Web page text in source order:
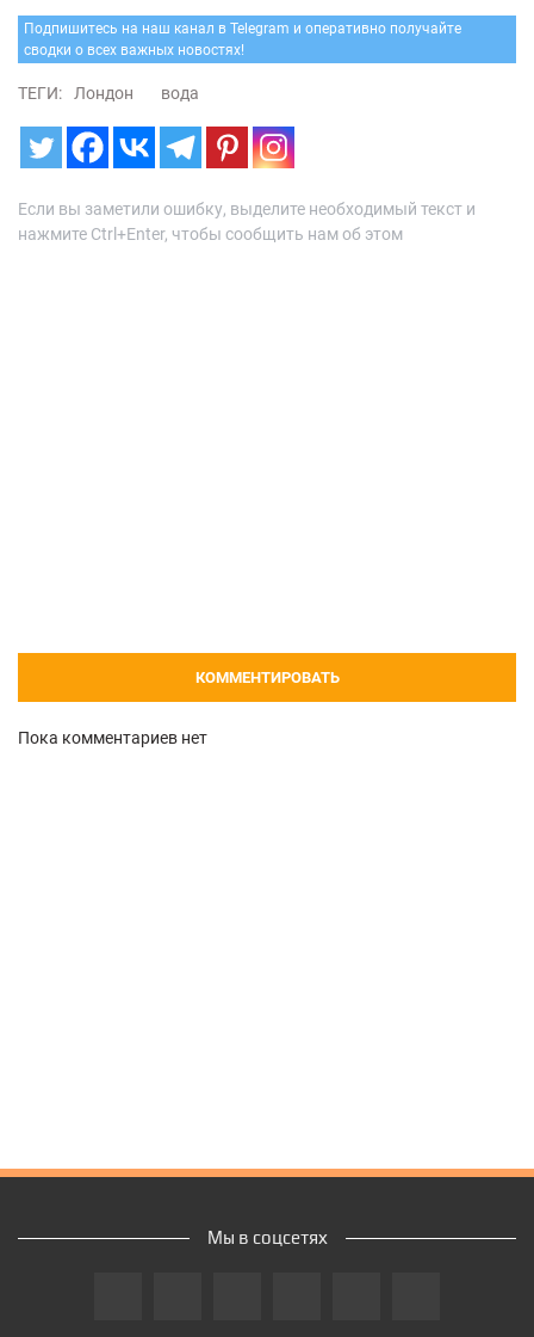
Подпишитесь на наш канал в Telegram и оперативно получайте
сводки о всех важных новостях!
ТЕГИ: Лондон вода
Если вы заметили ошибку, выделите необходимый текст и
нажмите Ctrl+Enter, чтобы сообщить нам об этом
КОММЕНТИРОВАТЬ
Пока комментариев нет
Мы в соцсетях